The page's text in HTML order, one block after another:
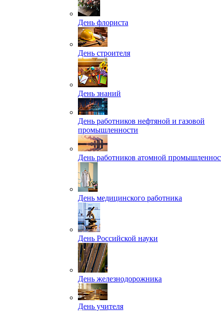
День флориста
День строителя
День знаний
День работников нефтяной и газовой
промышленности
День работников атомной
День медицинского работника
День Российской науки
День железнодорожника
День учителя